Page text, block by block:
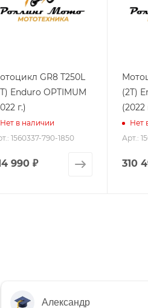
GR8 T250L
Enduro OPTIMUM
г.)
Нет в наличии
1560337-790-1850
990₽
(2T)
(2022
Нет
Арт.:
310
Александр